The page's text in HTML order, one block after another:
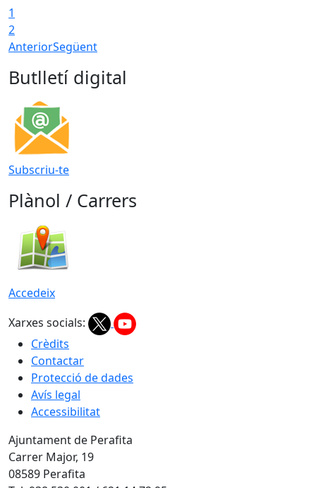
1
2
AnteriorSegüent
Butlletí digital
Subscriu-te
Plànol / Carrers
Accedeix
Xarxes socials:
Crèdits
Contactar
Protecció de dades
Avís legal
Accessibilitat
Ajuntament de Perafita
Carrer Major, 19
08589 Perafita